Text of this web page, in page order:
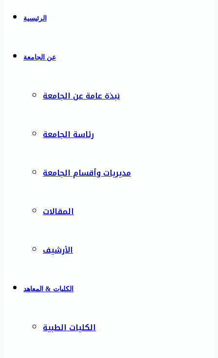
الرئيسية
عن الجامعة
نبذة عامة عن الجامعة
رئاسة الجامعة
مديريات وأقسام الجامعة
المقالات
الأرشيف
الكليات & المعاهد
الكليات الطبية